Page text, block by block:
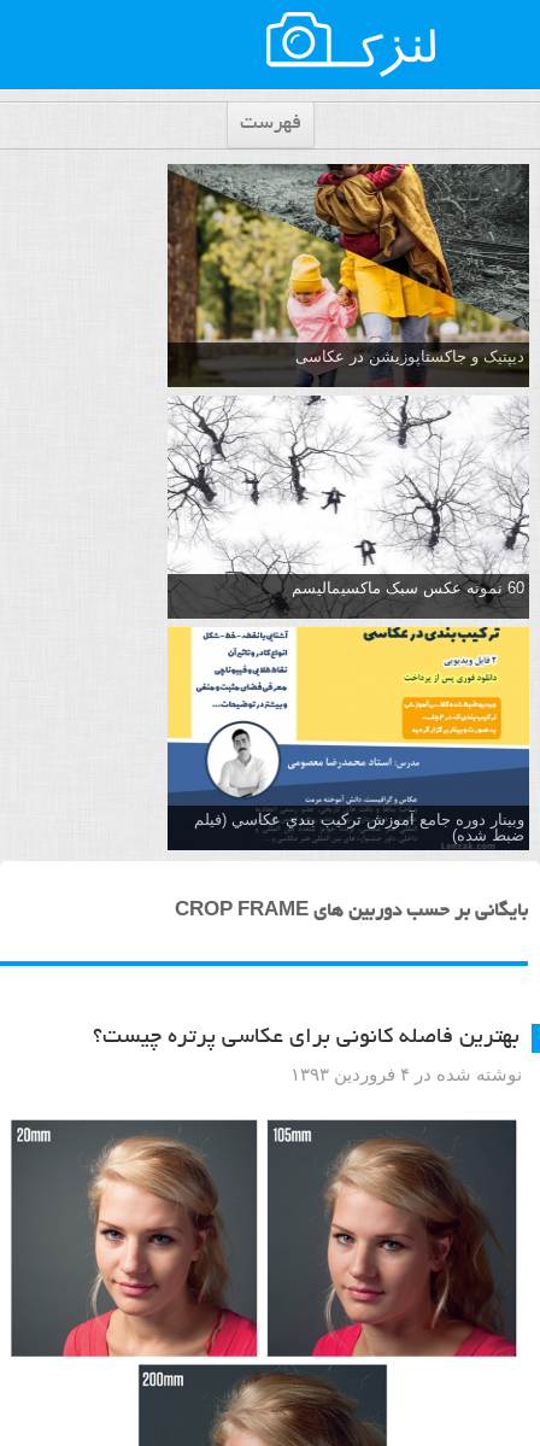
فهرست
دیپتیک و جاکستا‌پوزیشن در عکاسی
60 نمونه عکس سبک ماکسیمالیسم
وبینار دوره جامع آموزش تركيب بندي عكاسي (فیلم
ضبط شده)
بایگانی بر حسب دوربین های CROP FRAME
بهترین فاصله کانونی برای عکاسی پرتره چیست؟
نوشته شده در ۴ فروردین ۱۳۹۳